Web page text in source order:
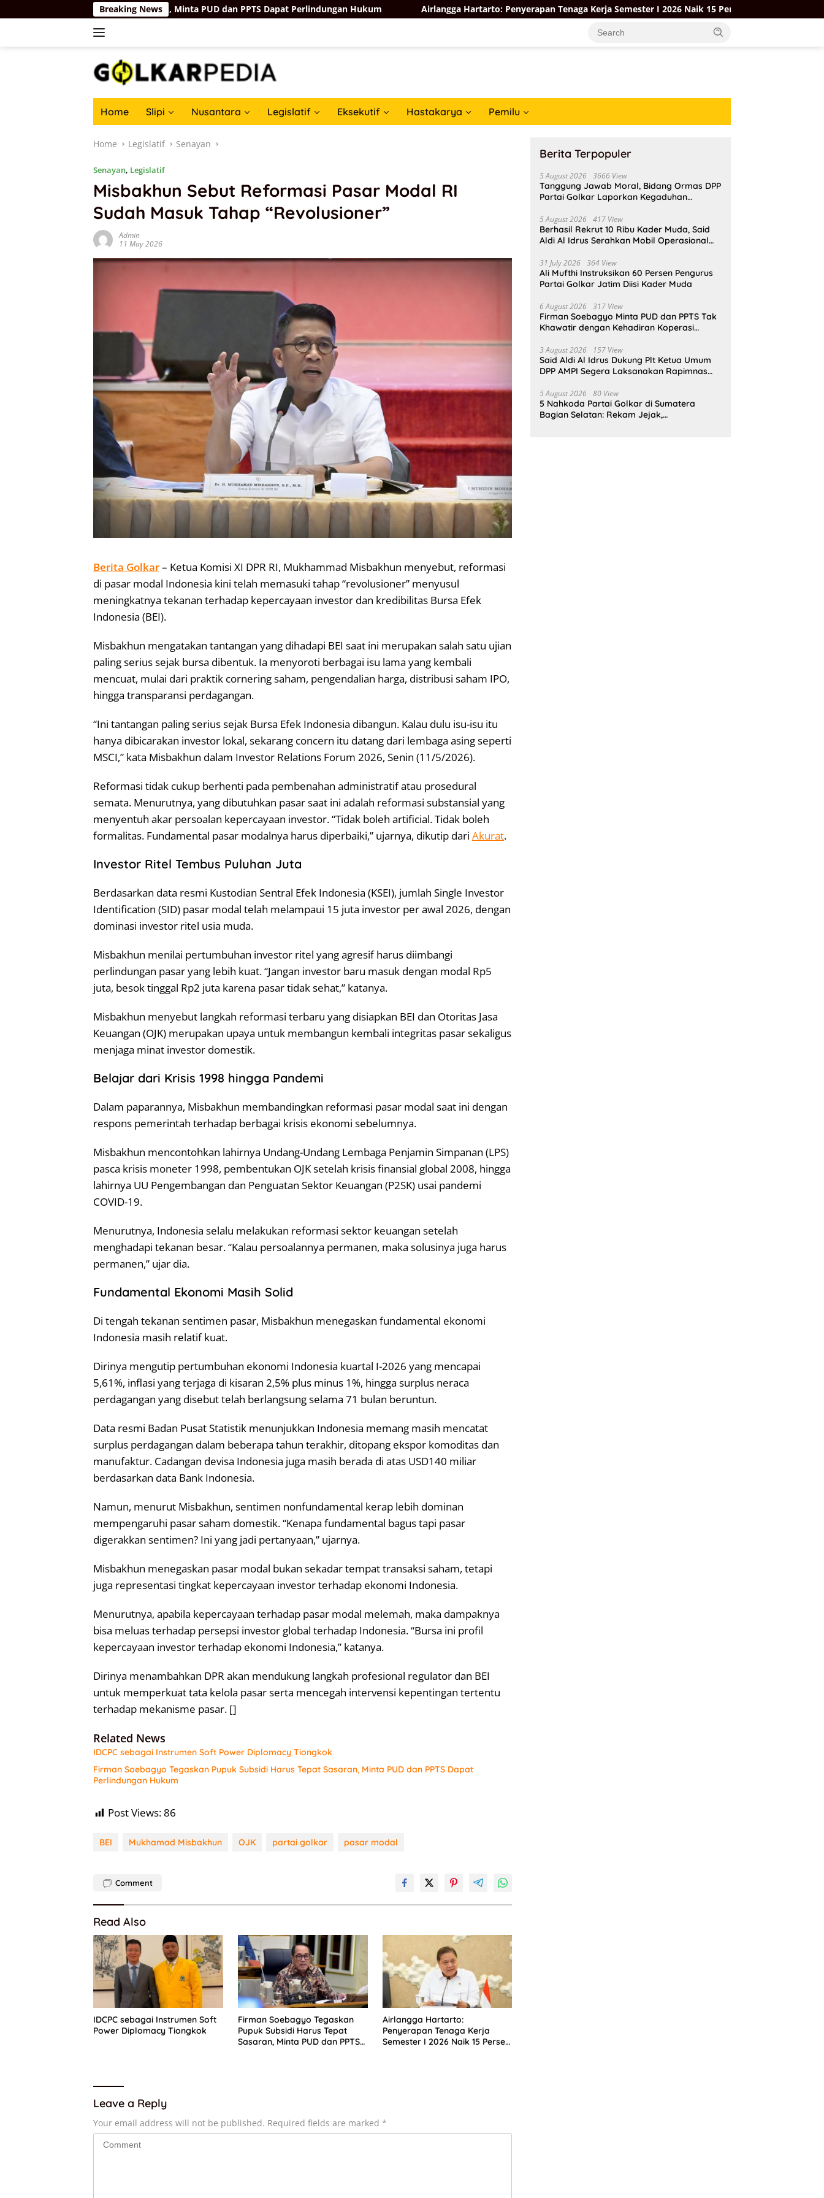
to
Breaking News
Tepat Sasaran, Minta PUD dan PPTS Dapat Perlindungan Hukum Airlangga Hartarto: Penyerapan Tenaga Kerja Semester I 2026 Naik 15 Persen di Tengah Isu PHK
Home Slipi Nusantara Legislatif Eksekutif Hastakarya Pemilu
Home Legislatif Senayan
Senayan, Legislatif
Misbakhun Sebut Reformasi Pasar Modal RI
Sudah Masuk Tahap “Revolusioner”
Admin
11 May 2026
Berita Golkar– Ketua Komisi XI DPR RI, Mukhammad Misbakhun menyebut, reformasi
di pasar modal Indonesia kini telah memasuki tahap “revolusioner” menyusul
meningkatnya tekanan terhadap kepercayaan investor dan kredibilitas Bursa Efek
Indonesia (BEI).
Misbakhun mengatakan tantangan yang dihadapi BEI saat ini merupakan salah satu ujian
paling serius sejak bursa dibentuk. Ia menyoroti berbagai isu lama yang kembali
mencuat, mulai dari praktik cornering saham, pengendalian harga, distribusi saham IPO,
hingga transparansi perdagangan.
“Ini tantangan paling serius sejak Bursa Efek Indonesia dibangun. Kalau dulu isu-isu itu
hanya dibicarakan investor lokal, sekarang concern itu datang dari lembaga asing seperti
MSCI,” kata Misbakhun dalam Investor Relations Forum 2026, Senin (11/5/2026).
Reformasi tidak cukup berhenti pada pembenahan administratif atau prosedural
semata. Menurutnya, yang dibutuhkan pasar saat ini adalah reformasi substansial yang
menyentuh akar persoalan kepercayaan investor. “Tidak boleh artificial. Tidak boleh
formalitas. Fundamental pasar modalnya harus diperbaiki,” ujarnya, dikutip dari Akurat.
Investor Ritel Tembus Puluhan Juta
Berdasarkan data resmi Kustodian Sentral Efek Indonesia (KSEI), jumlah Single Investor
Identification (SID) pasar modal telah melampaui 15 juta investor per awal 2026, dengan
dominasi investor ritel usia muda.
Misbakhun menilai pertumbuhan investor ritel yang agresif harus diimbangi
perlindungan pasar yang lebih kuat. “Jangan investor baru masuk dengan modal Rp5
juta, besok tinggal Rp2 juta karena pasar tidak sehat,” katanya.
Misbakhun menyebut langkah reformasi terbaru yang disiapkan BEI dan Otoritas Jasa
Keuangan (OJK) merupakan upaya untuk membangun kembali integritas pasar sekaligus
menjaga minat investor domestik.
Belajar dari Krisis 1998 hingga Pandemi
Dalam paparannya, Misbakhun membandingkan reformasi pasar modal saat ini dengan
respons pemerintah terhadap berbagai krisis ekonomi sebelumnya.
Misbakhun mencontohkan lahirnya Undang-Undang Lembaga Penjamin Simpanan (LPS)
pasca krisis moneter 1998, pembentukan OJK setelah krisis finansial global 2008, hingga
lahirnya UU Pengembangan dan Penguatan Sektor Keuangan (P2SK) usai pandemi
COVID-19.
Menurutnya, Indonesia selalu melakukan reformasi sektor keuangan setelah
menghadapi tekanan besar. “Kalau persoalannya permanen, maka solusinya juga harus
permanen,” ujar dia.
Fundamental Ekonomi Masih Solid
Di tengah tekanan sentimen pasar, Misbakhun menegaskan fundamental ekonomi
Indonesia masih relatif kuat.
Dirinya mengutip pertumbuhan ekonomi Indonesia kuartal I-2026 yang mencapai
5,61%, inflasi yang terjaga di kisaran 2,5% plus minus 1%, hingga surplus neraca
perdagangan yang disebut telah berlangsung selama 71 bulan beruntun.
Data resmi Badan Pusat Statistik menunjukkan Indonesia memang masih mencatat
surplus perdagangan dalam beberapa tahun terakhir, ditopang ekspor komoditas dan
manufaktur. Cadangan devisa Indonesia juga masih berada di atas USD140 miliar
berdasarkan data Bank Indonesia.
Namun, menurut Misbakhun, sentimen nonfundamental kerap lebih dominan
mempengaruhi pasar saham domestik. “Kenapa fundamental bagus tapi pasar
digerakkan sentimen? Ini yang jadi pertanyaan,” ujarnya.
Misbakhun menegaskan pasar modal bukan sekadar tempat transaksi saham, tetapi
juga representasi tingkat kepercayaan investor terhadap ekonomi Indonesia.
Menurutnya, apabila kepercayaan terhadap pasar modal melemah, maka dampaknya
bisa meluas terhadap persepsi investor global terhadap Indonesia. “Bursa ini profil
kepercayaan investor terhadap ekonomi Indonesia,” katanya.
Dirinya menambahkan DPR akan mendukung langkah profesional regulator dan BEI
untuk memperkuat tata kelola pasar serta mencegah intervensi kepentingan tertentu
terhadap mekanisme pasar. []
Related News
IDCPC sebagai Instrumen Soft Power Diplomacy Tiongkok
Firman Soebagyo Tegaskan Pupuk Subsidi Harus Tepat Sasaran, Minta PUD dan PPTS Dapat
Perlindungan Hukum
Post Views:86
BEI Mukhamad Misbakhun OJK partai golkar pasar modal
Comment
Read Also
IDCPC sebagai Instrumen Soft
Power Diplomacy Tiongkok
Firman Soebagyo Tegaskan
Pupuk Subsidi Harus Tepat
Sasaran, Minta PUD dan PPTS
Airlangga Hartarto:
Penyerapan Tenaga Kerja
Semester I 2026 Naik 15 Persen
Leave a Reply
Your email address will not be published. Required fields are marked *
Berita Terpopuler
5 August 2026 3666 View
Tanggung Jawab Moral, Bidang Ormas DPP
Partai Golkar Laporkan Kegaduhan
5 August 2026 417 View
Berhasil Rekrut 10 Ribu Kader Muda, Said
Aldi Al Idrus Serahkan Mobil Operasional
31 July 2026 364 View
Ali Mufthi Instruksikan 60 Persen Pengurus
Partai Golkar Jatim Diisi Kader Muda
6 August 2026 317 View
Firman Soebagyo Minta PUD dan PPTS Tak
Khawatir dengan Kehadiran Koperasi
3 August 2026 157 View
Said Aldi Al Idrus Dukung Plt Ketua Umum
DPP AMPI Segera Laksanakan Rapimnas
5 August 2026 80 View
5 Nahkoda Partai Golkar di Sumatera
Bagian Selatan: Rekam Jejak,